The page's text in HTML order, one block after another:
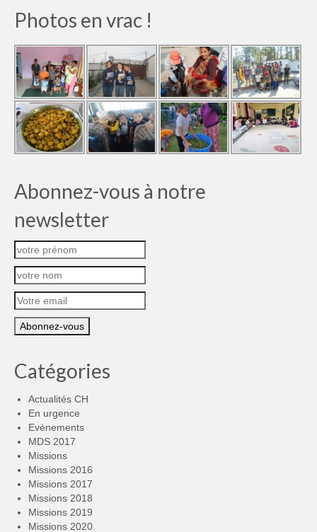
Photos en vrac !
Abonnez-vous à notre
newsletter
Catégories
Actualités CH
En urgence
Evènements
MDS 2017
Missions
Missions 2016
Missions 2017
Missions 2018
Missions 2019
Missions 2020